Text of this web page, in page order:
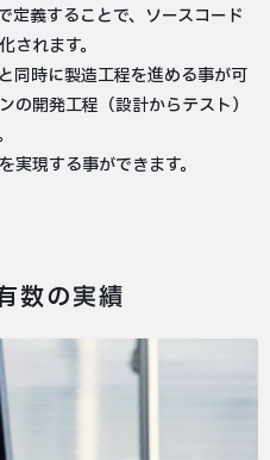
定義することで、ソースコード
れます。
同時に製造工程を進める事が可
の開発工程（設計からテスト）
実現する事ができます。
数の実績